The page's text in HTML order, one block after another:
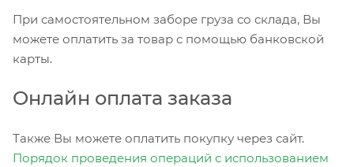
При самостоятельном заборе груза со склада, Вы
можете оплатить за товар с помощью банковской
карты.
Онлайн оплата заказа
Также Вы можете оплатить покупку через сайт.
Порядок проведения операций с использованием